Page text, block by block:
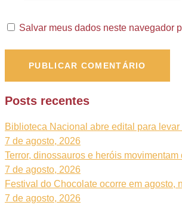
Salvar meus dados neste navegador
Posts recentes
Biblioteca Nacional abre edital para
7 de agosto, 2026
Terror, dinossauros e heróis
7 de agosto, 2026
Festival do Chocolate ocorre em agosto,
7 de agosto, 2026